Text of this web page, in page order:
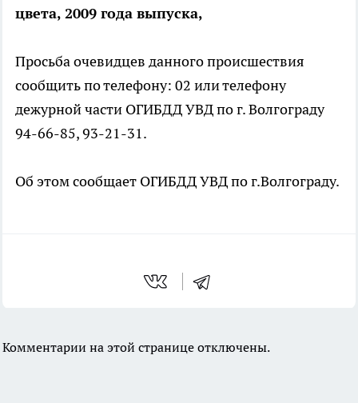
цвета, 2009 года выпуска,
Просьба очевидцев данного происшествия
сообщить по телефону: 02 или телефону
дежурной части ОГИБДД УВД по г. Волгограду
94-66-85, 93-21-31.
Об этом сообщает ОГИБДД УВД по г.Волгограду.
Комментарии на этой странице отключены.